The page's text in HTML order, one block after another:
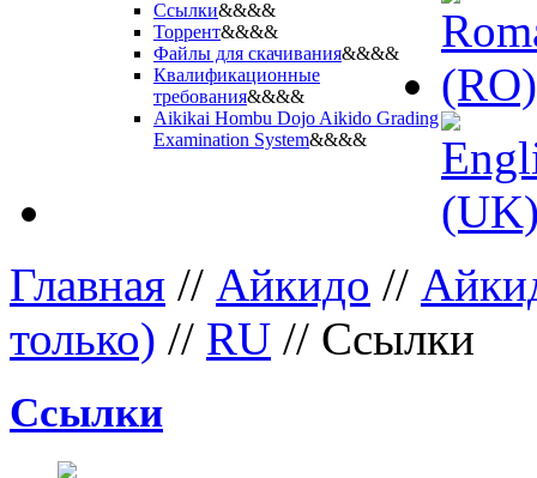
Ссылки&&&&
Торрент&&&&
Файлы для скачивания&&&&
Квалификационные
требования&&&&
Aikikai Hombu Dojo Aikido Grading
Examination System&&&&
Главная // Айкидо //
только) // RU // Ссылки
Ссылки